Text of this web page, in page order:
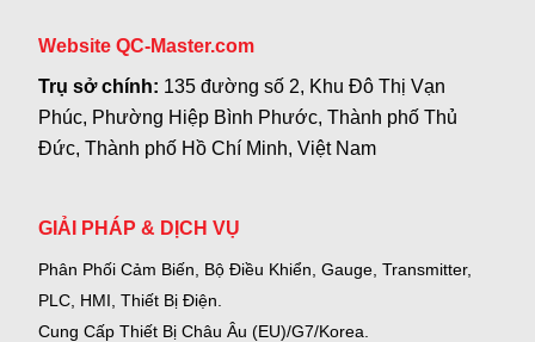
Website QC-Master.com
Trụ sở chính: 135 đường số 2, Khu Đô Thị Vạn
Phúc, Phường Hiệp Bình Phước, Thành phố Thủ
Đức, Thành phố Hồ Chí Minh, Việt Nam
GIẢI PHÁP & DỊCH VỤ
Phân Phối Cảm Biến, Bộ Điều Khiển, Gauge, Transmitter,
PLC, HMI, Thiết Bị Điện.
Cung Cấp Thiết Bị Châu Âu (EU)/G7/Korea.